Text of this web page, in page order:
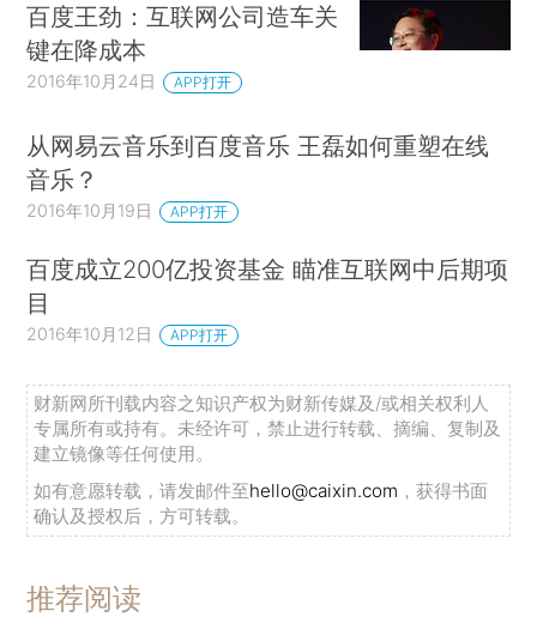
百度王劲：互联网公司造车关
键在降成本
2016年10月24日 APP打开
从网易云音乐到百度音乐 王磊如何重塑在线
音乐？
2016年10月19日 APP打开
百度成立200亿投资基金 瞄准互联网中后期项
目
2016年10月12日 APP打开
财新网所刊载内容之知识产权为财新传媒及/或相关权利人
专属所有或持有。未经许可，禁止进行转载、摘编、复制及
建立镜像等任何使用。
如有意愿转载，请发邮件至hello@caixin.com ，获得书面
确认及授权后，方可转载。
推荐阅读